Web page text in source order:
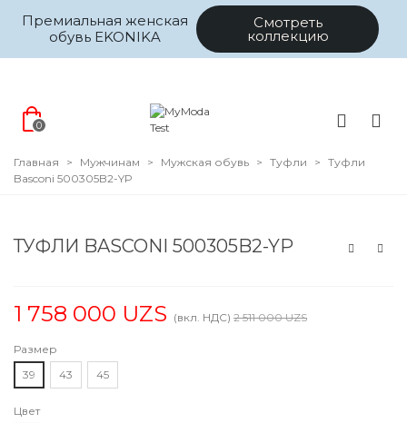
Премиальная женская
обувь EKONIKA
Смотреть
коллекцию
0
Главная > Мужчинам > Мужская обувь > Туфли > Туфли
Basconi 500305B2-YP
ТУФЛИ BASCONI 500305B2-YP
1 758 000 UZS (вкл. НДС) 2 511 000 UZS
Размер
39
43 45
Цвет